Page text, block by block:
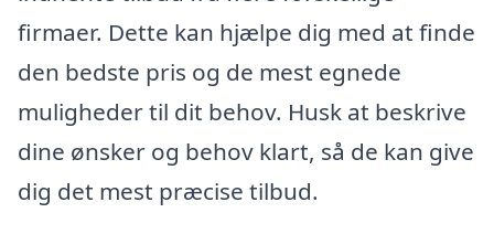
firmaer. Dette kan hjælpe dig med at finde
den bedste pris og de mest egnede
muligheder til dit behov. Husk at beskrive
dine ønsker og behov klart, så de kan give
dig det mest præcise tilbud.